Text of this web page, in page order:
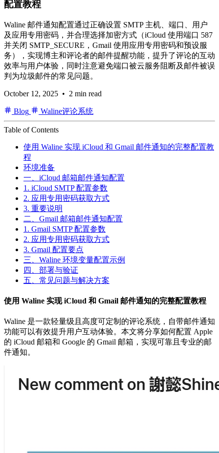
配置教程
Waline 邮件通知配置通过正确设置 SMTP 主机、端口、用户
及应用专用密码，并合理选择加密方式（iCloud 使用端口 587
并关闭 SMTP_SECURE，Gmail 使用应用专用密码和预设服
务），实现博主和评论者的邮件提醒功能，提升了评论的互动
效率与用户体验，同时注意避免端口被云服务阻断及邮件被误
判为垃圾邮件的常见问题。
October 12, 2025 • 2 min read
Blog Waline评论系统
Table of Contents
使用 Waline 实现 iCloud 和 Gmail 邮件通知的完整配置教
程
环境准备
一、iCloud 邮箱邮件通知配置
1. iCloud SMTP 配置参数
2. 应用专用密码获取方式
3. 重要说明
二、Gmail 邮箱邮件通知配置
1. Gmail SMTP 配置参数
2. 应用专用密码获取方式
3. Gmail 配置要点
三、Waline 环境变量配置示例
四、部署与验证
五、常见问题与解决方案
使用 Waline 实现 iCloud 和 Gmail 邮件通知的完整配置教程
Waline 是一款轻量级且高度可定制的评论系统，自带邮件通知
功能可以有效提升用户互动体验。本文将分享如何配置 Apple
的 iCloud 邮箱和 Google 的 Gmail 邮箱，实现可靠且专业的邮
件通知。